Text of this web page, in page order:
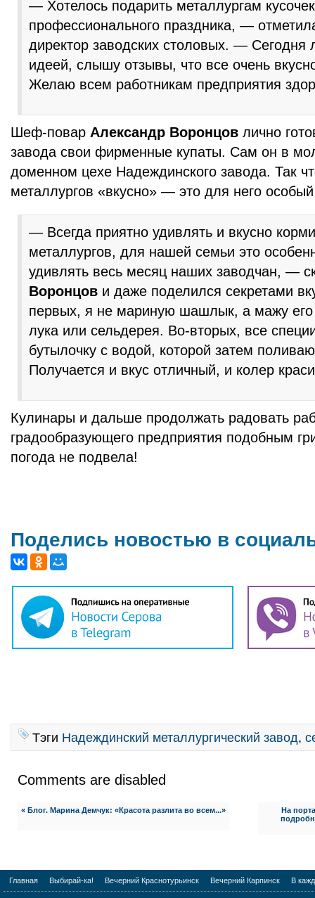
— Хотелось подарить металлургам
профессионального праздника, —
директор заводских столовых. —
идеей, слышу отзывы, что все очень
Желаю всем работникам предприятия
Шеф-повар Александр Воронцов лично
завода свои фирменные купаты. Сам он в
доменном цехе Надеждинского завода. Так
металлургов «вкусно» — это для него особый
— Всегда приятно удивлять и вкусно
металлургов, для нашей семьи это
удивлять весь месяц наших заводчан, —
Воронцов и даже поделился секретами
первых, я не мариную шашлык, а мажу его
лука или сельдерея. Во-вторых, все
бутылочку с водой, которой затем
Получается и вкус отличный, и колер
Кулинары и дальше продолжать радовать
градообразующего предприятия подобным
погода не подвела!
Поделись новостью в
Тэги Надеждинский металлургический завод,
Comments are disabled
« Блог. Марина Демчук: «Красота разлита во всем...»
На
Главная Выбирай-ка! Вечерний Краснотурьинск Вечерний Карпинск В